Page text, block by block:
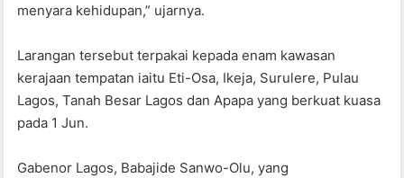
menyara kehidupan,” ujarnya.
Larangan tersebut terpakai kepada enam kawasan
kerajaan tempatan iaitu Eti-Osa, Ikeja, Surulere, Pulau
Lagos, Tanah Besar Lagos dan Apapa yang berkuat kuasa
pada 1 Jun.
Gabenor Lagos, Babajide Sanwo-Olu, yang